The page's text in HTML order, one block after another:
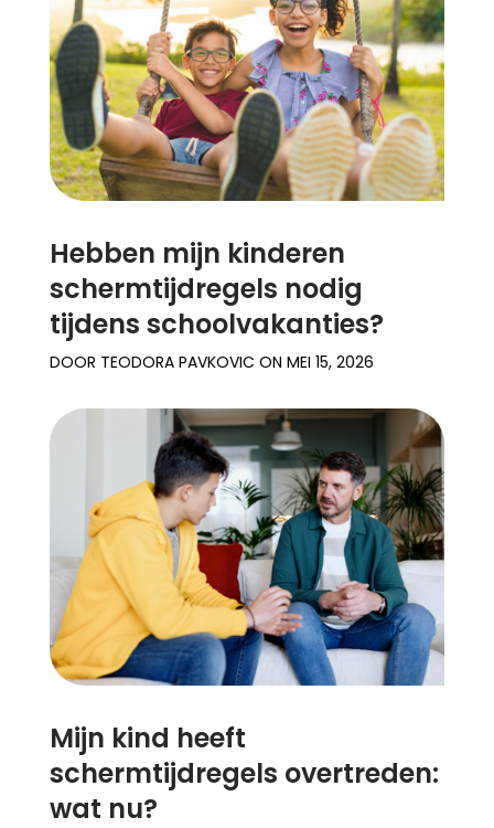
Support
Familieverhalen
Inloggen Registreren
Hebben mijn kinderen
schermtijdregels nodig
tijdens schoolvakanties?
DOOR TEODORA PAVKOVIC ON MEI 15, 2026
Mijn kind heeft
schermtijdregels overtreden:
wat nu?